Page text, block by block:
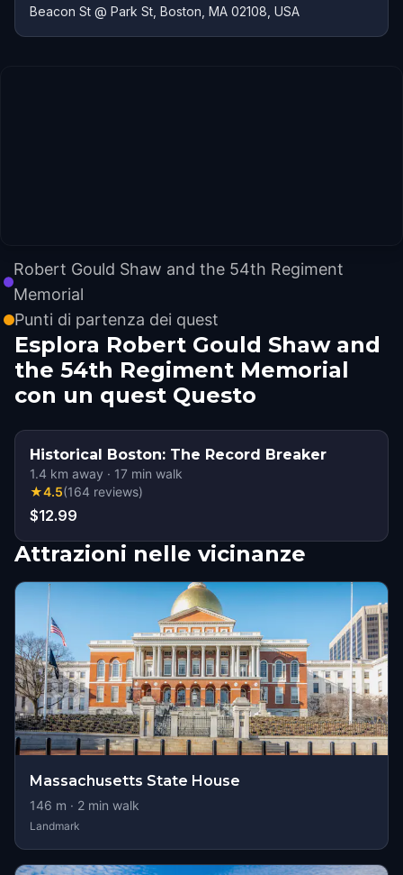
Beacon St @ Park St, Boston, MA 02108, USA
Robert Gould Shaw and the 54th Regiment
Memorial
Punti di partenza dei quest
Esplora Robert Gould Shaw and
the 54th Regiment Memorial
con un quest Questo
Historical Boston: The Record Breaker
1.4 km away · 17 min walk
★4.5(164 reviews)
$12.99
Attrazioni nelle vicinanze
Massachusetts State House
146 m · 2 min walk
Landmark